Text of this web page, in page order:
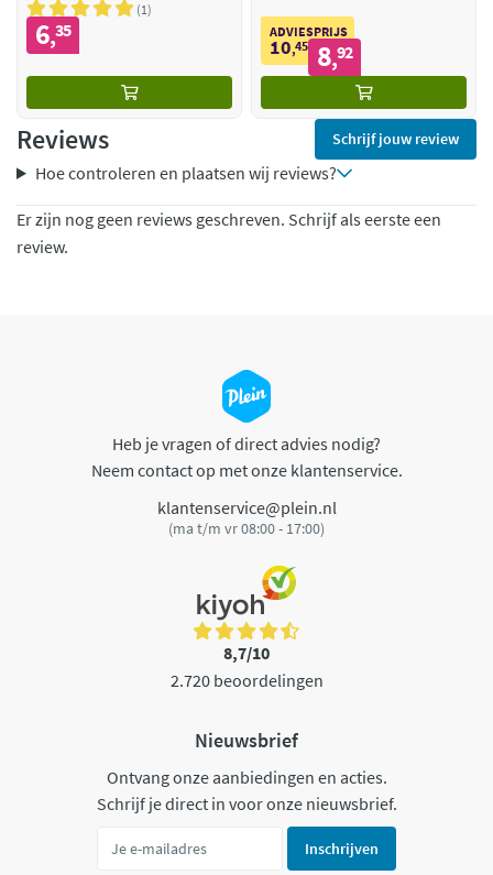
1
6,35 ADVIESPRIJS
10,45 8,92
Reviews Schrijf jouw review
Hoe controleren en plaatsen wij reviews?
Er zijn nog geen reviews geschreven. Schrijf als eerste een
review.
Heb je vragen of direct advies nodig?
Neem contact op met onze klantenservice.
klantenservice@plein.nl
(ma t/m vr 08:00 - 17:00)
8,7/10
2.720 beoordelingen
Nieuwsbrief
Ontvang onze aanbiedingen en acties.
Schrijf je direct in voor onze nieuwsbrief.
Inschrijven